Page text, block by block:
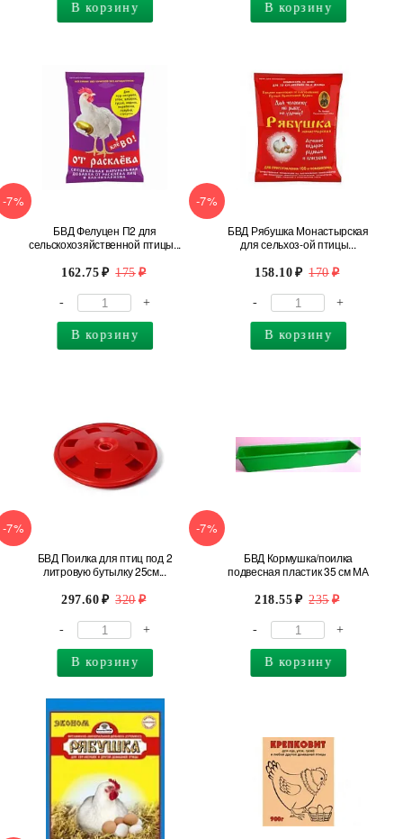
В корзину В корзину
-7%
БВД Фелуцен П2 для
сельскохозяйственной птицы...
162.75 175
- +
В корзину
-7%
БВД Рябушка Монастырская
для сельхоз-ой птицы...
158.10 170
- +
В корзину
-7%
БВД Поилка для птиц под 2
литровую бутылку 25см...
297.60 320
- +
В корзину
-7%
БВД Кормушка/поилка
подвесная пластик 35 см МА
218.55 235
- +
В корзину